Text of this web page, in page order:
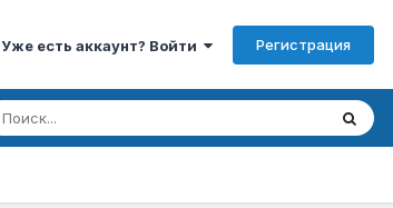
Уже есть аккаунт? Войти Регистрация